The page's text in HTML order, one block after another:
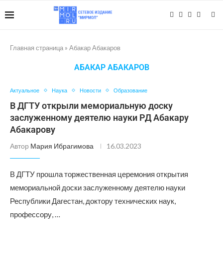
Главная страница » Абакар Абакаров
АБАКАР АБАКАРОВ
Актуальное Наука Новости Образование
В ДГТУ открыли мемориальную доску
заслуженному деятелю науки РД Абакару
Абакарову
Автор Мария Ибрагимова 16.03.2023
В ДГТУ прошла торжественная церемония открытия
мемориальной доски заслуженному деятелю науки
Республики Дагестан, доктору технических наук,
профессору, …